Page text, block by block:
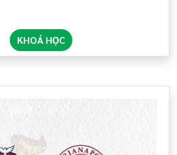
KHOÁ HỌC